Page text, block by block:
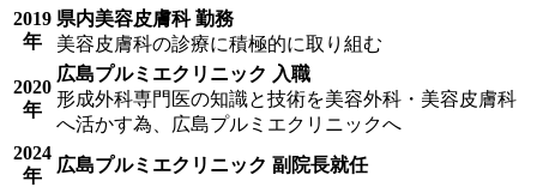
2019
年
県内美容皮膚科 勤務
美容皮膚科の診療に積極的に取り組む
2020
年
広島プルミエクリニック 入職
形成外科専門医の知識と技術を美容外科・美容皮膚科
へ活かす為、広島プルミエクリニックへ
2024
年
広島プルミエクリニック 副院長就任